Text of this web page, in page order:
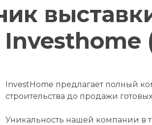
Investhome
InvestHome предлагает полный
строительства до продажи
Уникальность нашей компании в